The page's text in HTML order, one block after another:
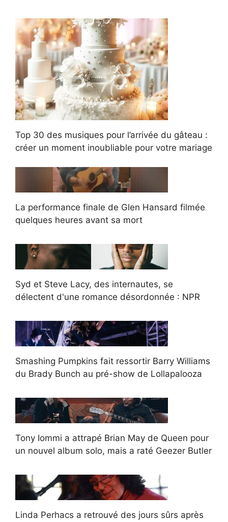
Top 30 des musiques pour l’arrivée du gâteau :
créer un moment inoubliable pour votre mariage
La performance finale de Glen Hansard filmée
quelques heures avant sa mort
Syd et Steve Lacy, des internautes, se
délectent d'une romance désordonnée : NPR
Smashing Pumpkins fait ressortir Barry Williams
du Brady Bunch au pré-show de Lollapalooza
Tony Iommi a attrapé Brian May de Queen pour
un nouvel album solo, mais a raté Geezer Butler
Linda Perhacs a retrouvé des jours sûrs après